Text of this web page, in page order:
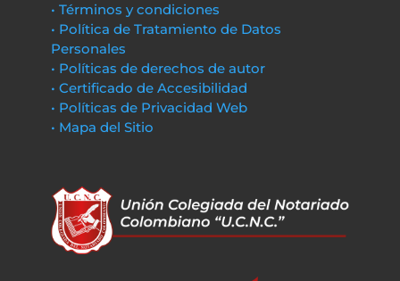
• Términos y condiciones
• Política de Tratamiento de Datos
Personales
• Políticas de derechos de autor
• Certificado de Accesibilidad
• Políticas de Privacidad Web
• Mapa del Sitio